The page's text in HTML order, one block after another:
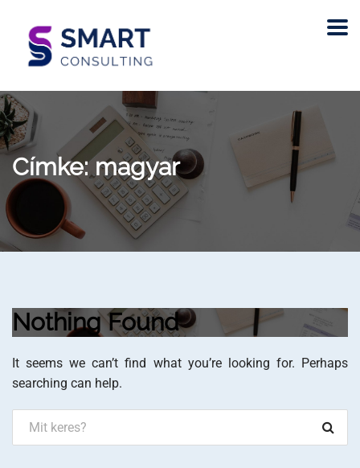
Címke:magyar
Nothing Found
It seems we can’t find what you’re looking for. Perhaps
searching can help.